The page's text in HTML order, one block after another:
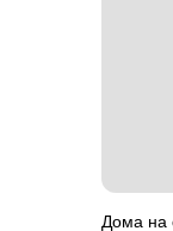
Дома на